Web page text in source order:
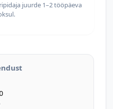
juurde 1–2 tööpäeva